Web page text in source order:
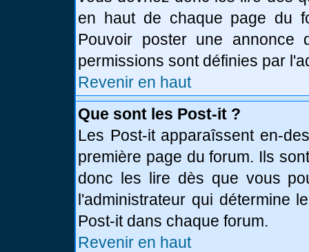
en haut de chaque page du
Pouvoir poster une annonce
permissions sont définies par
Revenir en haut
Que sont les Post-it ?
Les Post-it apparaîssent en-
première page du forum. Ils
donc les lire dès que vous
l'administrateur qui détermine
Post-it dans chaque forum.
Revenir en haut